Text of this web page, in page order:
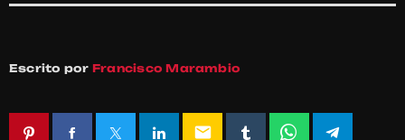
Escrito por Francisco Marambio
email